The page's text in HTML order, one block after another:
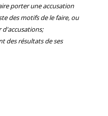
porter une accusation
des motifs de le faire, ou
d'accusations;
des résultats de ses